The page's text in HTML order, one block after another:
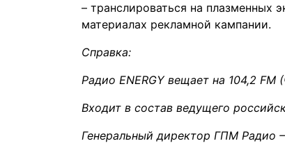
– транслироваться на плазменных
материалах рекламной кампании.
Справка:
Радио ENERGY вещает на 104,2 FM
Входит в состав ведущего
Генеральный директор ГПМ Радио